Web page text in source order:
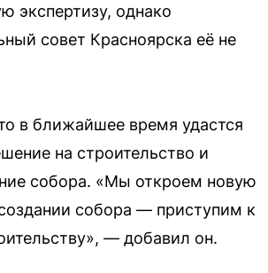
экспертизу, однако
совет Красноярска её не
в ближайшее время удастся
на строительство и
собора. «Мы откроем новую
собора — приступим к
— добавил он.